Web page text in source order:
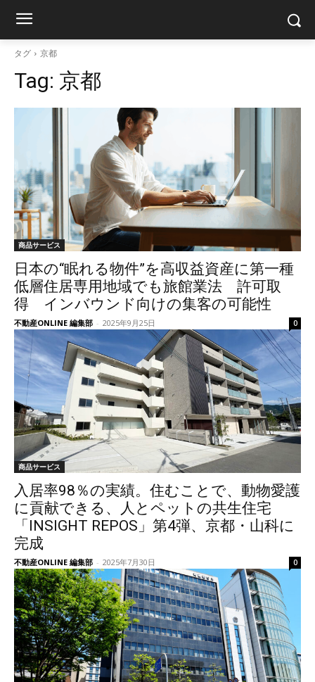
タグ 京都
Tag: 京都
商品サービス
日本の“眠れる物件”を高収益資産に第一種
低層住居専用地域でも旅館業法 許可取
得 インバウンド向けの集客の可能性
不動産ONLINE 編集部 - 2025年9月25日 0
商品サービス
入居率98％の実績。住むことで、動物愛護
に貢献できる、人とペットの共生住宅
「INSIGHT REPOS」第4弾、京都・山科に
完成
不動産ONLINE 編集部 - 2025年7月30日 0